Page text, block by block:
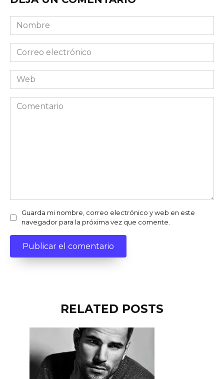
Nombre
Correo
electrónico
Web
Comentario
Guarda mi nombre, correo electrónico y web en este
navegador para la próxima vez que comente.
RELATED POSTS